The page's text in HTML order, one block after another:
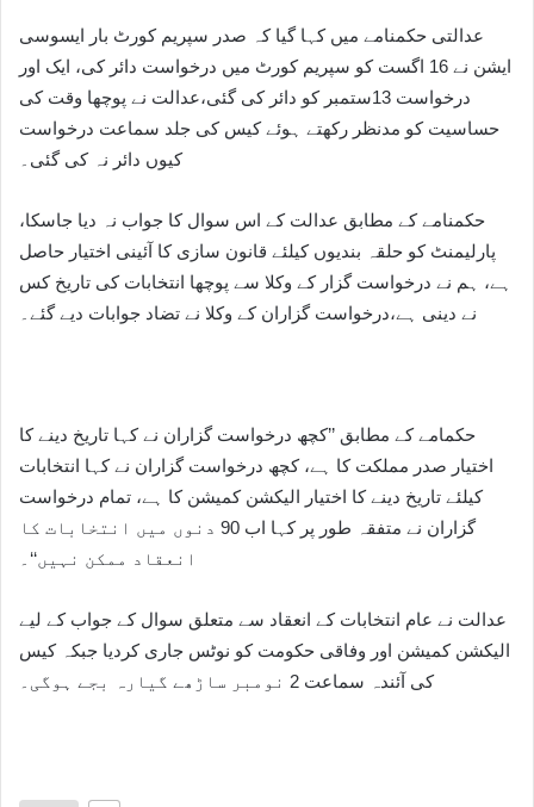
عدالتی حکمنامے میں کہا گیا کہ صدر سپریم کورٹ بار ایسوسی
ایشن نے 16 اگست کو سپریم کورٹ میں درخواست دائر کی، ایک اور
درخواست 13ستمبر کو دائر کی گئی،عدالت نے پوچھا وقت کی
حساسیت کو مدنظر رکھتے ہوئے کیس کی جلد سماعت درخواست
کیوں دائر نہ کی گئی۔
حکمنامے کے مطابق عدالت کے اس سوال کا جواب نہ دیا جاسکا،
پارلیمنٹ کو حلقہ بندیوں کیلئے قانون سازی کا آئینی اختیار حاصل
ہے، ہم نے درخواست گزار کے وکلا سے پوچھا انتخابات کی تاریخ کس
نے دینی ہے،درخواست گزاران کے وکلا نے تضاد جوابات دیے گئے۔
حکمامے کے مطابق ’’کچھ درخواست گزاران نے کہا تاریخ دینے کا
اختیار صدر مملکت کا ہے، کچھ درخواست گزاران نے کہا انتخابات
کیلئے تاریخ دینے کا اختیار الیکشن کمیشن کا ہے، تمام درخواست
گزاران نے متفقہ طور پر کہا اب 90 دنوں میں انتخابات کا
انعقاد ممکن نہیں‘‘۔
عدالت نے عام انتخابات کے انعقاد سے متعلق سوال کے جواب کے لیے
الیکشن کمیشن اور وفاقی حکومت کو نوٹس جاری کردیا جبکہ کیس
کی آئندہ سماعت 2 نومبر ساڑھے گیارہ بجے ہوگی۔